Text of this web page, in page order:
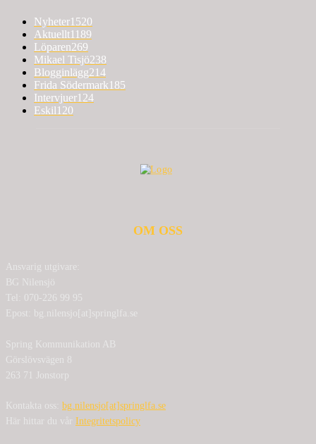
Nyheter1520
Aktuellt1189
Löparen269
Mikael Tisjö238
Blogginlägg214
Frida Södermark185
Intervjuer124
Eskil120
OM OSS
Ansvarig utgivare:
BG Nilensjö
Tel: 070-226 99 95
Epost: bg.nilensjo[at]springlfa.se
Spring Kommunikation AB
Görslövsvägen 8
263 71 Jonstorp
Kontakta oss: bg.nilensjo[at]springlfa.se
Här hittar du vår Integritetspolicy